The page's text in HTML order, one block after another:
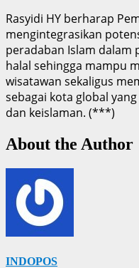
Rasyidi HY berharap
mengintegrasikan
peradaban Islam dalam
halal sehingga mampu
wisatawan sekaligus
sebagai kota global
dan keislaman. (***)
About the Author
INDOPOS